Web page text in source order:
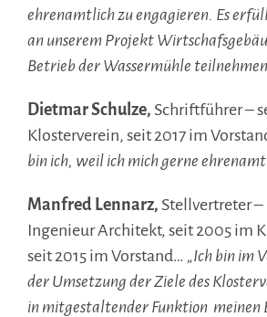
ehrenamtlich zu engagieren. Es
an unserem Projekt
Betrieb der Wassermühle
Dietmar Schulze, Schriftführer –
Klosterverein, seit 2017 im
bin ich, weil ich mich gerne
Manfred Lennarz, Stellvertreter
Ingenieur Architekt, seit 2005 im
seit 2015 im Vorstand… „Ich bin im
der Umsetzung der Ziele des
in mitgestaltender Funktion meinen